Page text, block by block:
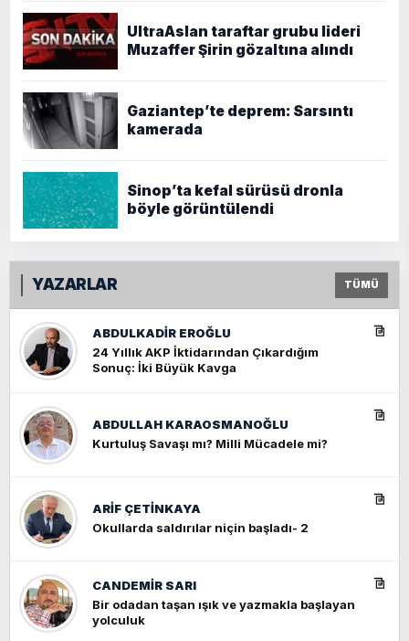
UltraAslan taraftar grubu lideri
Muzaffer Şirin gözaltına alındı
Gaziantep’te deprem: Sarsıntı
kamerada
Sinop’ta kefal sürüsü dronla
böyle görüntülendi
YAZARLAR TÜMÜ
ABDULKADIR EROĞLU
24 Yıllık AKP İktidarından Çıkardığım
Sonuç: İki Büyük Kavga
ABDULLAH KARAOSMANOĞLU
Kurtuluş Savaşı mı? Milli Mücadele mi?
ARIF ÇETİNKAYA
Okullarda saldırılar niçin başladı- 2
CANDEMIR SARI
Bir odadan taşan ışık ve yazmakla başlayan
yolculuk